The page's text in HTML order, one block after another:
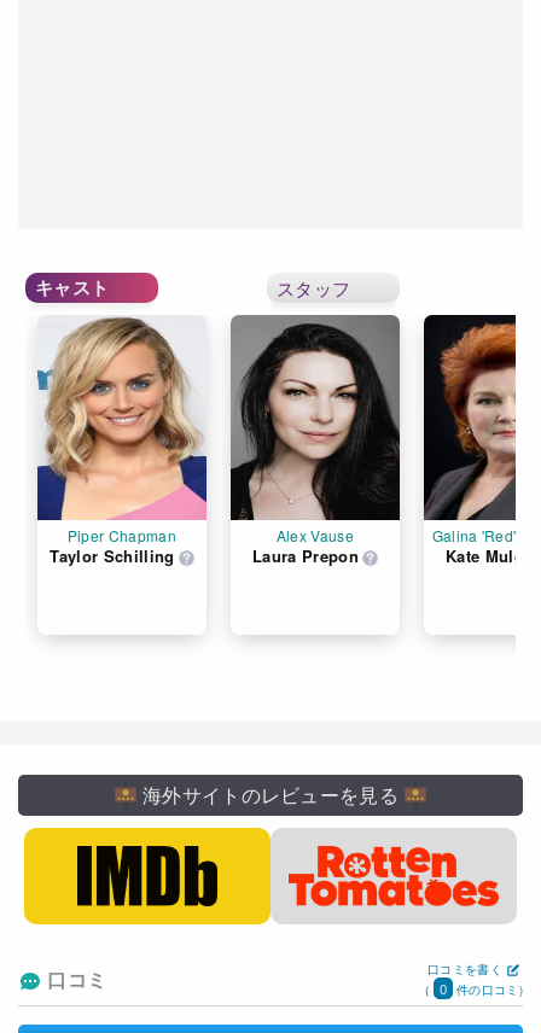
スタッフ
キャスト
Piper Chapman
Taylor Schilling
Alex Vause
Laura Prepon
Galina 'Red'
Kate
海外サイトのレビューを見る
口コミ
口コミを書く
(
0 件の口コミ)